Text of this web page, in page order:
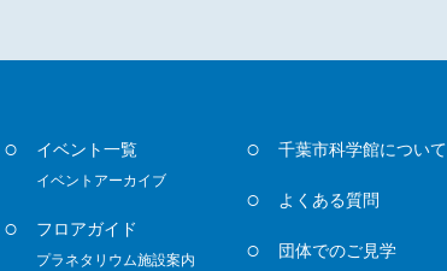
イベント一覧
イベントアーカイブ
フロアガイド
プラネタリウム施設案内
千葉市科学館について
よくある質問
団体でのご見学